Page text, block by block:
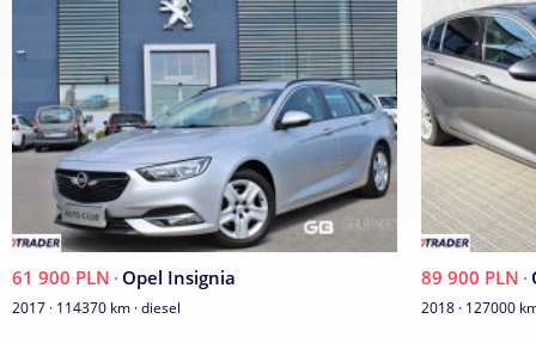
Z polskiego salonu !
61 900 PLN ·Opel Insignia
2017 · 114370 km · diesel
89 900 PLN ·
2018 · 127000